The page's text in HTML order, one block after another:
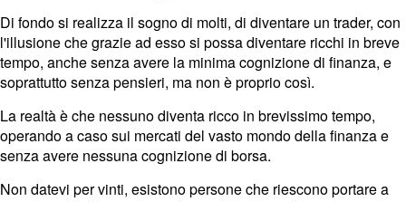
Di fondo si realizza il sogno di molti, di diventare un trader, con
l'illusione che grazie ad esso si possa diventare ricchi in breve
tempo, anche senza avere la minima cognizione di finanza, e
soprattutto senza pensieri, ma non è proprio così.
La realtà è che nessuno diventa ricco in brevissimo tempo,
operando a caso sui mercati del vasto mondo della finanza e
senza avere nessuna cognizione di borsa.
Non datevi per vinti, esistono persone che riescono portare a